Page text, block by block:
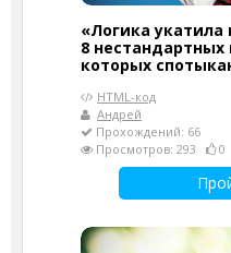
«Логика
8 нестандартных
которых
HTML-код
Андрей
Прохождений: 66
Просмотров: 293
0